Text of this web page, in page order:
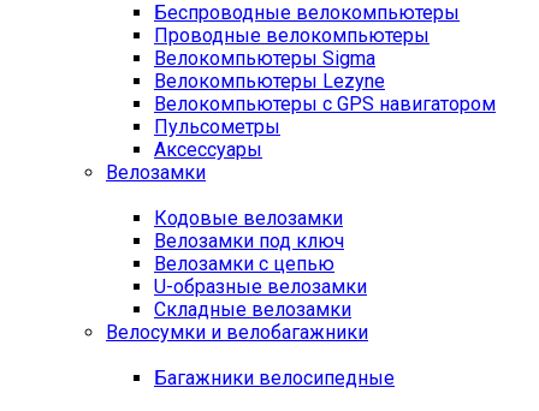
Беспроводные велокомпьютеры
Проводные велокомпьютеры
Велокомпьютеры Sigma
Велокомпьютеры Lezyne
Велокомпьютеры с GPS навигатором
Пульсометры
Аксессуары
Велозамки
Кодовые велозамки
Велозамки под ключ
Велозамки с цепью
U-образные велозамки
Складные велозамки
Велосумки и велобагажники
Багажники велосипедные